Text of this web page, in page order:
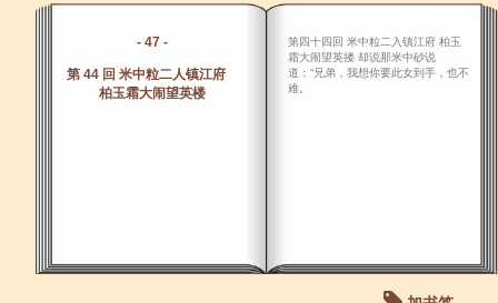
- 47 -
第 44 回 米中粒二人镇江府
柏玉霜大闹望英楼
第四十四回 米中粒二入镇江府 柏玉
霜大闹望英搂 却说那米中砂说
道：“兄弟，我想你要此女到手，也不
难。